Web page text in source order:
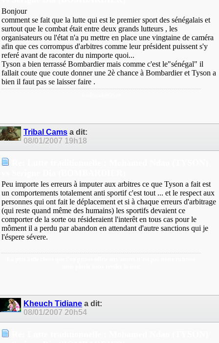
Bonjour
comment se fait que la lutte qui est le premier sport des sénégalais et
surtout que le combat était entre deux grands lutteurs , les
organisateurs ou l'état n'a pu mettre en place une vingtaine de caméra
afin que ces corrompus d'arbitres comme leur président puissent s'y
referé avant de raconter du nimporte quoi...
Tyson a bien terrassé Bombardier mais comme c'est le"sénégal" il
fallait coute que coute donner une 2è chance à Bombardier et Tyson a
bien il faut pas se laisser faire .
Tribal Cams a dit:
08/01/2007 19h18
Peu importe les erreurs à imputer aux arbitres ce que Tyson a fait est
un comportements totalement anti sportif c'est tout ... et le respect aux
personnes qui ont fait le déplacement et si à chaque erreurs d'arbitrage
(qui reste quand même des humains) les sportifs devaient ce
comporter de la sorte ou résideraient l'interêt en tous cas pour le
môment il a perdu par abandon en attendant d'autre sanctions qui je
l'éspere sévere.
Kheuch Tidiane a dit:
08/01/2007 20h54